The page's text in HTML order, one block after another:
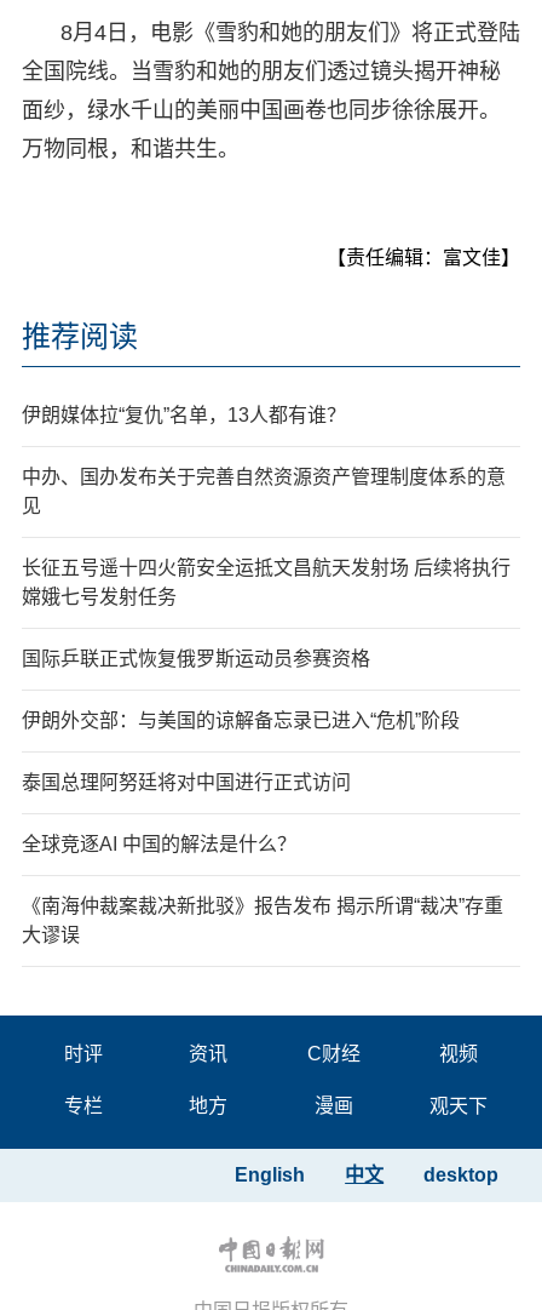
8月4日，电影《雪豹和她的朋友们》将正式登陆
全国院线。当雪豹和她的朋友们透过镜头揭开神秘
面纱，绿水千山的美丽中国画卷也同步徐徐展开。
万物同根，和谐共生。
【责任编辑：富文佳】
推荐阅读
伊朗媒体拉“复仇”名单，13人都有谁？
中办、国办发布关于完善自然资源资产管理制度体系的意
见
长征五号遥十四火箭安全运抵文昌航天发射场 后续将执行
嫦娥七号发射任务
国际乒联正式恢复俄罗斯运动员参赛资格
伊朗外交部：与美国的谅解备忘录已进入“危机”阶段
泰国总理阿努廷将对中国进行正式访问
全球竞逐AI 中国的解法是什么？
《南海仲裁案裁决新批驳》报告发布 揭示所谓“裁决”存重
大谬误
时评 资讯 C财经 视频
专栏 地方 漫画 观天下
desktop
中文
English